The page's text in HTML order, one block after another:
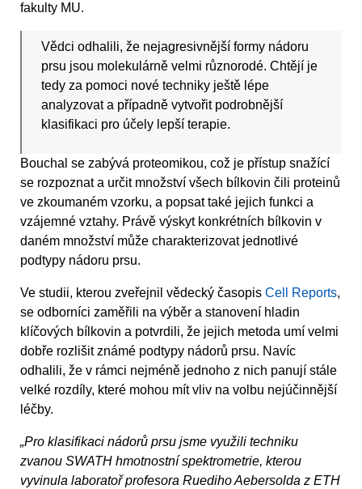
fakulty MU.
Vědci odhalili, že nejagresivnější formy nádoru
prsu jsou molekulárně velmi různorodé. Chtějí je
tedy za pomoci nové techniky ještě lépe
analyzovat a případně vytvořit podrobnější
klasifikaci pro účely lepší terapie.
Bouchal se zabývá proteomikou, což je přístup snažící
se rozpoznat a určit množství všech bílkovin čili proteinů
ve zkoumaném vzorku, a popsat také jejich funkci a
vzájemné vztahy. Právě výskyt konkrétních bílkovin v
daném množství může charakterizovat jednotlivé
podtypy nádoru prsu.
Ve studii, kterou zveřejnil vědecký časopis Cell Reports,
se odborníci zaměřili na výběr a stanovení hladin
klíčových bílkovin a potvrdili, že jejich metoda umí velmi
dobře rozlišit známé podtypy nádorů prsu. Navíc
odhalili, že v rámci nejméně jednoho z nich panují stále
velké rozdíly, které mohou mít vliv na volbu nejúčinnější
léčby.
„Pro klasifikaci nádorů prsu jsme využili techniku
zvanou SWATH hmotnostní spektrometrie, kterou
vyvinula laboratoř profesora Ruediho Aebersolda z ETH